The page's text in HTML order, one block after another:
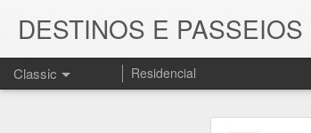
DESTINOS E PASSEIOS
Classic Residencial